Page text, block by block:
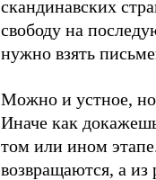
скандинавских
свободу на
нужно взять
Можно и устное, но
Иначе как
том или ином
возвращаются, а из